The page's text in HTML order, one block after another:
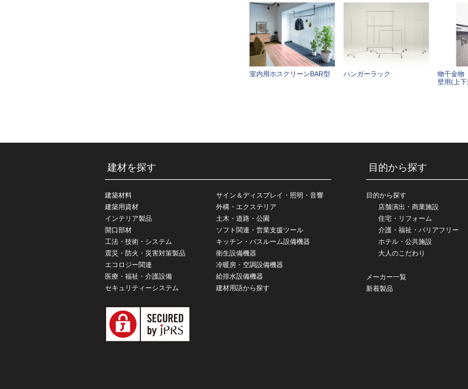
室内用ホスクリーンBAR型 ハンガーラック
物干金物
壁用(上下
建材を探す
建築材料
建築用資材
インテリア製品
開口部材
工法・技術・システム
震災・防火・災害対策製品
エコロジー関連
医療・福祉・介護設備
セキュリティーシステム
サイン＆ディスプレイ・照明・音響
外構・エクステリア
土木・道路・公園
ソフト関連・営業支援ツール
キッチン・バスルーム設備機器
衛生設備機器
冷暖房・空調設備機器
給排水設備機器
建材用語から探す
目的から探す
目的から探す
店舗演出・商業施設
住宅・リフォーム
介護・福祉・バリアフリー
ホテル・公共施設
大人のこだわり
メーカー一覧
新着製品